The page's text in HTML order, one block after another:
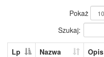
Pokaż
Szukaj:
Lp Nazwa Opis